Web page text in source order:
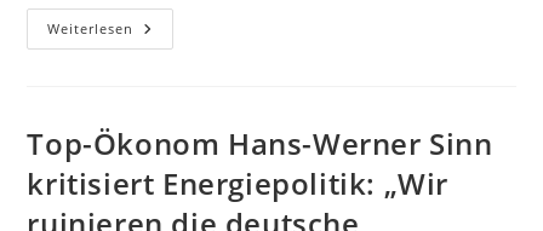
Weiterlesen Brüssel
Besorgt
Gas-
Im
Winter
Vorbei
Top-Ökonom Hans-Werner Sinn
kritisiert Energiepolitik: „Wir
ruinieren die deutsche